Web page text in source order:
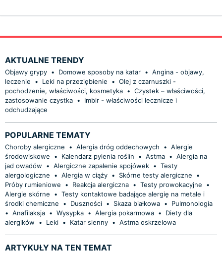
AKTUALNE TRENDY
Objawy grypy • Domowe sposoby na katar • Angina - objawy,
leczenie
• Leki na przeziębienie • Olej z czarnuszki -
pochodzenie, właściwości, kosmetyka • Czystek – właściwości,
zastosowanie czystka •
Imbir - właściwości lecznicze i
odchudzające
POPULARNE TEMATY
Choroby alergiczne • Alergia dróg oddechowych • Alergie
środowiskowe
• Kalendarz pylenia roślin • Astma • Alergia na
jad owadów
• Alergiczne zapalenie spojówek • Testy
alergologiczne
• Alergia w ciąży • Skórne testy alergiczne
•
Próby rumieniowe
• Reakcja alergiczna • Testy prowokacyjne
•
Alergie skórne
• Testy kontaktowe badające alergię na metale i
środki chemiczne
• Duszności • Skaza białkowa •
Pulmonologia
• Anafilaksja • Wysypka • Alergia pokarmowa •
Diety dla
alergików
• Leki • Katar sienny • Astma oskrzelowa
ARTYKUŁY NA TEN TEMAT